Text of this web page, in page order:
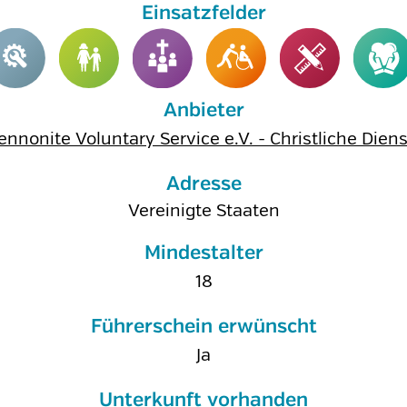
Anbieter
Voluntary Service e.V. - Christliche
Adresse
Vereinigte Staaten
Mindestalter
18
Führerschein erwünscht
Ja
Unterkunft vorhanden